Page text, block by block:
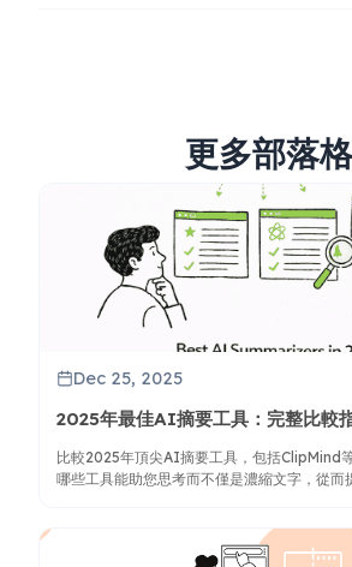
更多部落格
Dec 25, 2025
2025年最佳AI摘要工具：完整比較
比較2025年頂尖AI摘要工具，包括ClipMind
哪些工具能助您思考而不僅是濃縮文字，從而